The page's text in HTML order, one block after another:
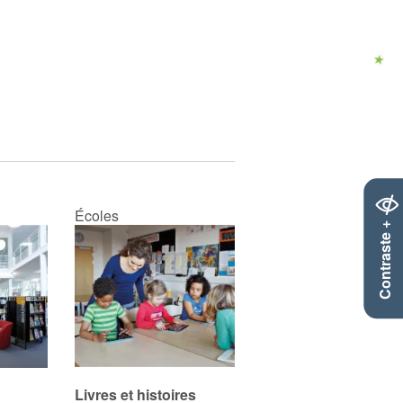
Contraste +
Écoles
Livres et histoires